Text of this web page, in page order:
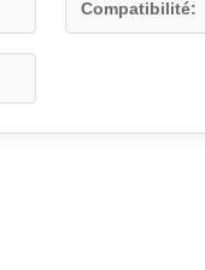
Compatibilité: